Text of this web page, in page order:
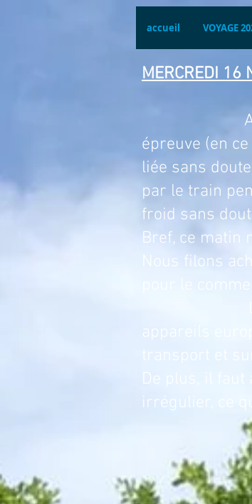
accueil VOYAGE
MERCREDI 16
Après une
épreuve (en
liée sans
par le train
froid sans
Bref, ce matin
Nous filons
pour le
Les prix
appareils
transport et
De plus, il
irrégulier, ce